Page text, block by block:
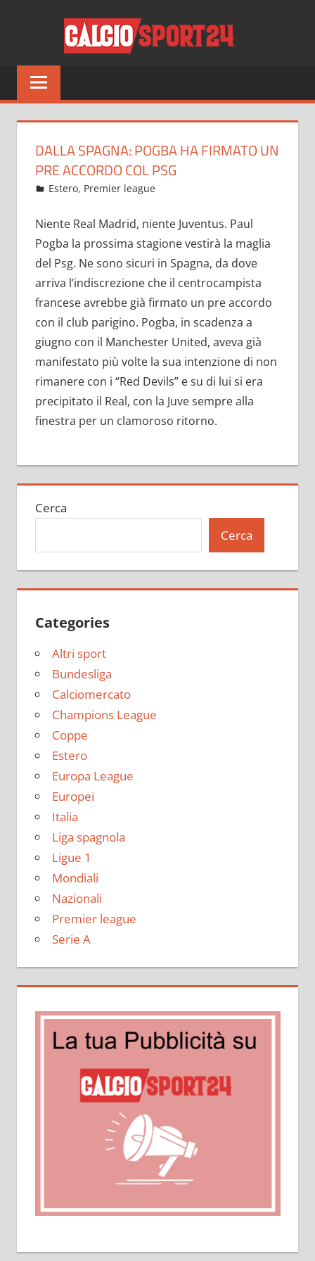
Tutto
sul
del
solo
DALLA SPAGNA: POGBA HA FIRMATO UN
PRE ACCORDO COL PSG
Marzo 2, 2022
admin
Estero, Premier league
Niente Real Madrid, niente Juventus. Paul
Pogba la prossima stagione vestirà la maglia
del Psg. Ne sono sicuri in Spagna, da dove
arriva l’indiscrezione che il centrocampista
francese avrebbe già firmato un pre accordo
con il club parigino. Pogba, in scadenza a
giugno con il Manchester United, aveva già
manifestato più volte la sua intenzione di non
rimanere con i “Red Devils” e su di lui si era
precipitato il Real, con la Juve sempre alla
finestra per un clamoroso ritorno.
Cerca
Cerca
Categories
Altri sport
Bundesliga
Calciomercato
Champions League
Coppe
Estero
Europa League
Europei
Italia
Liga spagnola
Ligue 1
Mondiali
Nazionali
Premier league
Serie A